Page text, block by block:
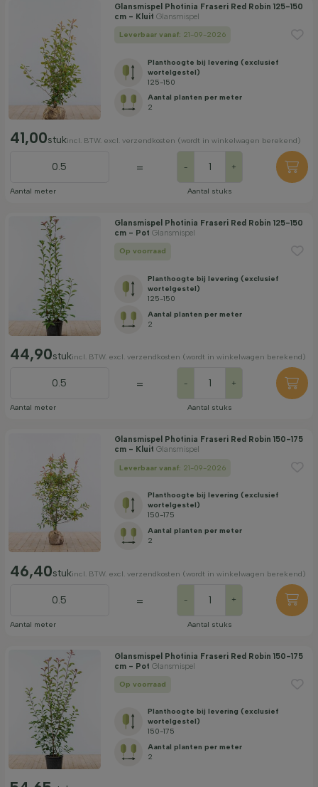
Glansmispel Photinia Fraseri Red Robin 125-150
cm - Kluit Glansmispel
Leverbaar vanaf: 21-09-2026
Planthoogte bij levering (exclusief
wortelgestel)
125-150
Aantal planten per meter
2
41,00stukincl. BTW. excl. verzendkosten (wordt in winkelwagen berekend)
Aantal meter
= - +
Aantal stuks
Glansmispel Photinia Fraseri Red Robin 125-150
cm - Pot Glansmispel
Op voorraad
Planthoogte bij levering (exclusief
wortelgestel)
125-150
Aantal planten per meter
2
44,90stukincl. BTW. excl. verzendkosten (wordt in winkelwagen berekend)
Aantal meter
= - +
Aantal stuks
Glansmispel Photinia Fraseri Red Robin 150-175
cm - Kluit Glansmispel
Leverbaar vanaf: 21-09-2026
Planthoogte bij levering (exclusief
wortelgestel)
150-175
Aantal planten per meter
2
46,40stukincl. BTW. excl. verzendkosten (wordt in winkelwagen berekend)
Aantal meter
= - +
Aantal stuks
Glansmispel Photinia Fraseri Red Robin 150-175
cm - Pot Glansmispel
Op voorraad
Planthoogte bij levering (exclusief
wortelgestel)
150-175
Aantal planten per meter
2